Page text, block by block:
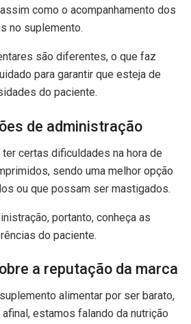
como o acompanhamento dos
no suplemento.
são diferentes, o que faz
para garantir que esteja de
do paciente.
de administração
certas dificuldades na hora de
sendo uma melhor opção
ou que possam ser mastigados.
portanto, conheça as
do paciente.
a reputação da marca
alimentar por ser barato,
estamos falando da nutrição